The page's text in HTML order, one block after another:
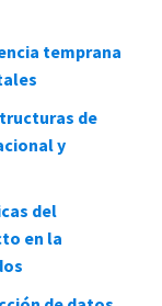
temprana
de
y
del
en la